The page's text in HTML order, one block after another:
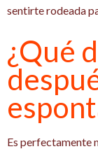
sentirte rodeada
¿Qué
Es perfectamente